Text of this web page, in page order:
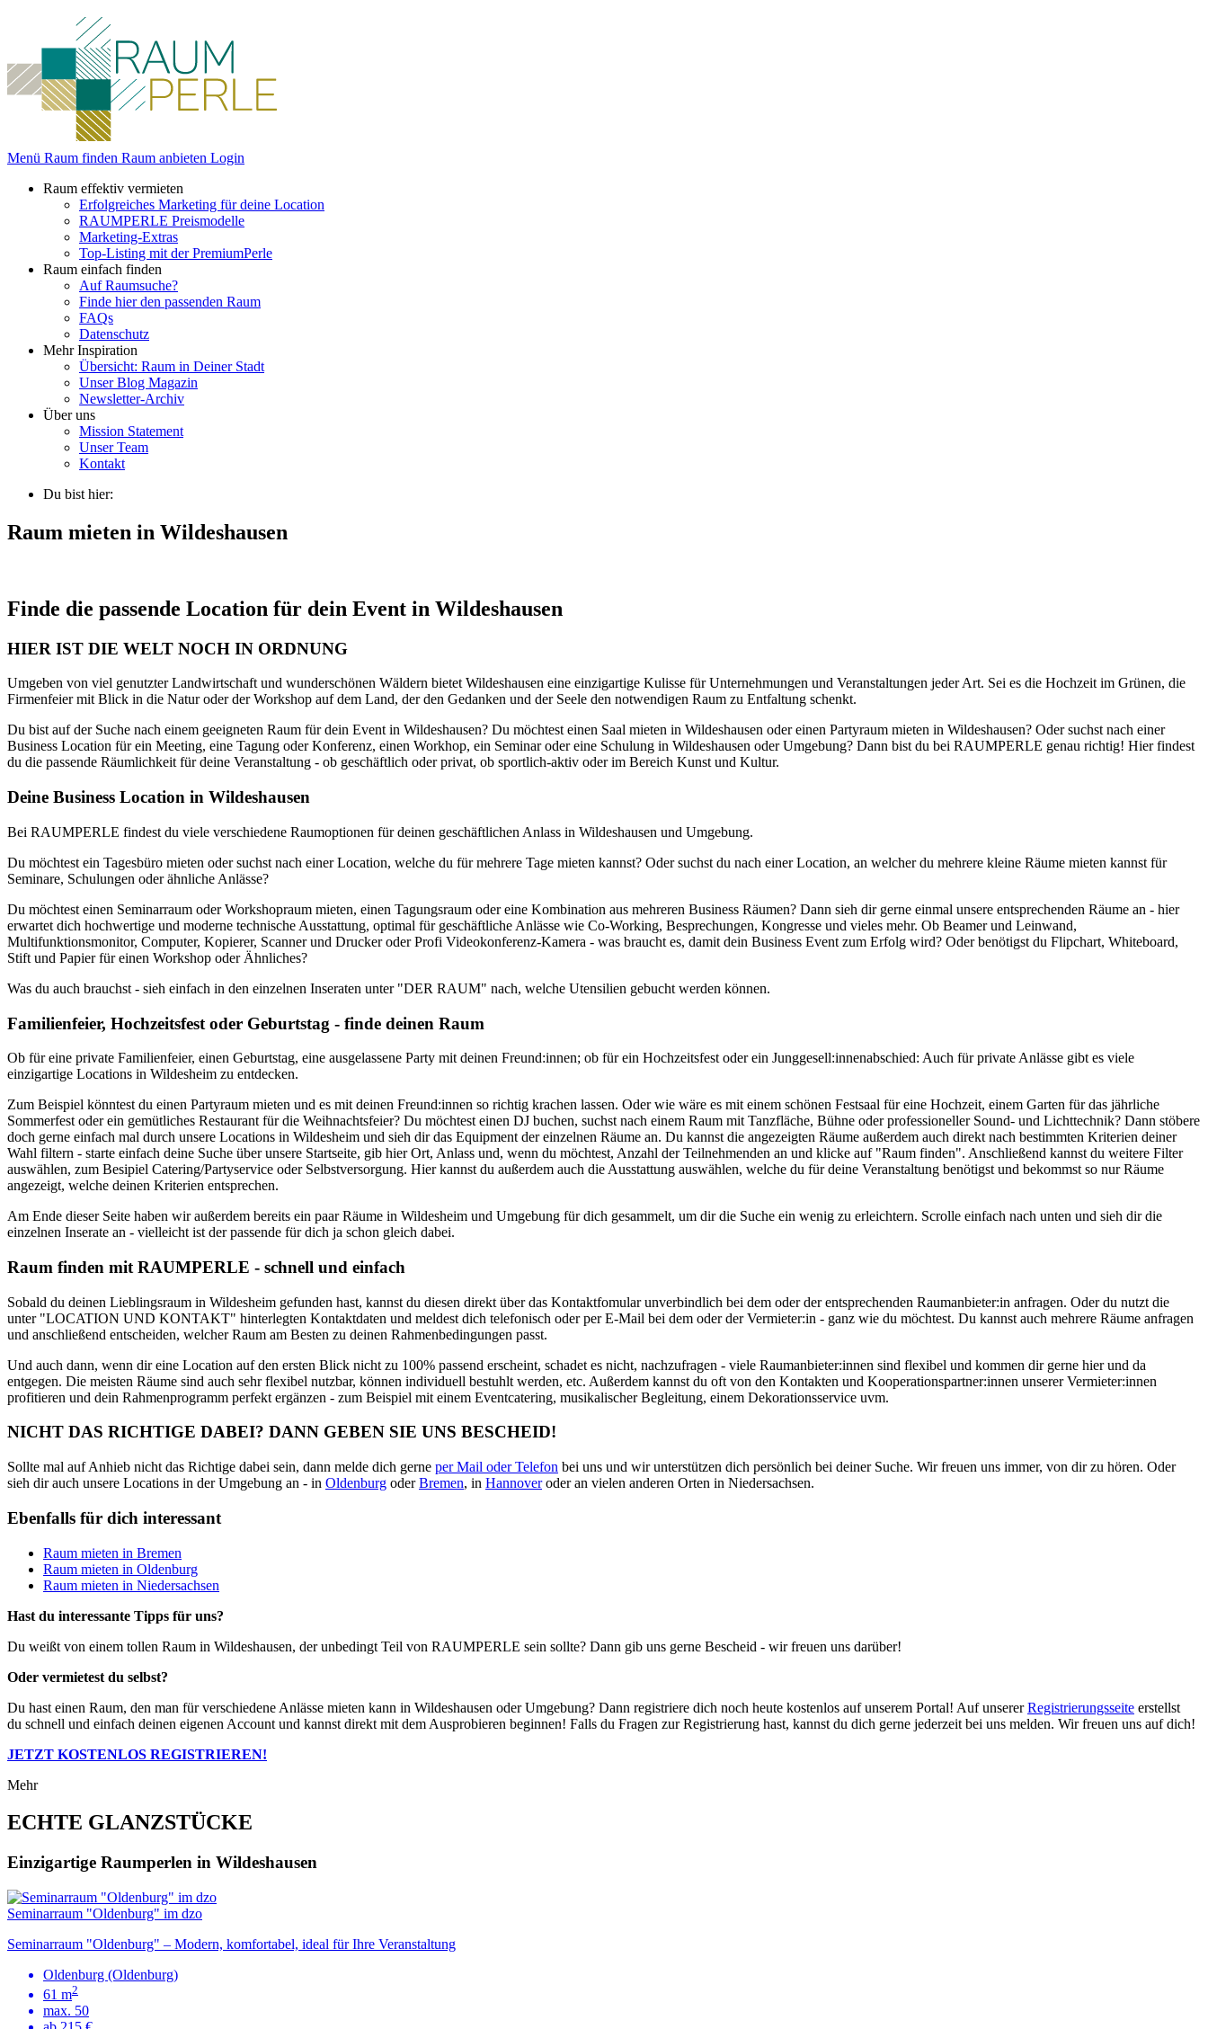
Menü Raum finden Raum anbieten Login
Raum effektiv vermieten
Erfolgreiches Marketing für deine Location
RAUMPERLE Preismodelle
Marketing-Extras
Top-Listing mit der PremiumPerle
Raum einfach finden
Auf Raumsuche?
Finde hier den passenden Raum
FAQs
Datenschutz
Mehr Inspiration
Übersicht: Raum in Deiner Stadt
Unser Blog Magazin
Newsletter-Archiv
Über uns
Mission Statement
Unser Team
Kontakt
Du bist hier:
Raum mieten in Wildeshausen
Finde die passende Location für dein Event in Wildeshausen
HIER IST DIE WELT NOCH IN ORDNUNG
Umgeben von viel genutzter Landwirtschaft und wunderschönen Wäldern bietet Wildeshausen eine einzigartige Kulisse für Unternehmungen und Veranstaltungen jeder Art. Sei es die Hochzeit im Grünen, die
Firmenfeier mit Blick in die Natur oder der Workshop auf dem Land, der den Gedanken und der Seele den notwendigen Raum zu Entfaltung schenkt.
Du bist auf der Suche nach einem geeigneten Raum für dein Event in Wildeshausen? Du möchtest einen Saal mieten in Wildeshausen oder einen Partyraum mieten in Wildeshausen? Oder suchst nach einer
Business Location für ein Meeting, eine Tagung oder Konferenz, einen Workhop, ein Seminar oder eine Schulung in Wildeshausen oder Umgebung? Dann bist du bei RAUMPERLE genau richtig! Hier findest
du die passende Räumlichkeit für deine Veranstaltung - ob geschäftlich oder privat, ob sportlich-aktiv oder im Bereich Kunst und Kultur.
Deine Business Location in Wildeshausen
Bei RAUMPERLE findest du viele verschiedene Raumoptionen für deinen geschäftlichen Anlass in Wildeshausen und Umgebung.
Du möchtest ein Tagesbüro mieten oder suchst nach einer Location, welche du für mehrere Tage mieten kannst? Oder suchst du nach einer Location, an welcher du mehrere kleine Räume mieten kannst für
Seminare, Schulungen oder ähnliche Anlässe?
Du möchtest einen Seminarraum oder Workshopraum mieten, einen Tagungsraum oder eine Kombination aus mehreren Business Räumen? Dann sieh dir gerne einmal unsere entsprechenden Räume an - hier
erwartet dich hochwertige und moderne technische Ausstattung, optimal für geschäftliche Anlässe wie Co-Working, Besprechungen, Kongresse und vieles mehr. Ob Beamer und Leinwand,
Multifunktionsmonitor, Computer, Kopierer, Scanner und Drucker oder Profi Videokonferenz-Kamera - was braucht es, damit dein Business Event zum Erfolg wird? Oder benötigst du Flipchart, Whiteboard,
Stift und Papier für einen Workshop oder Ähnliches?
Was du auch brauchst - sieh einfach in den einzelnen Inseraten unter "DER RAUM" nach, welche Utensilien gebucht werden können.
Familienfeier, Hochzeitsfest oder Geburtstag - finde deinen Raum
Ob für eine private Familienfeier, einen Geburtstag, eine ausgelassene Party mit deinen Freund:innen; ob für ein Hochzeitsfest oder ein Junggesell:innenabschied: Auch für private Anlässe gibt es viele
einzigartige Locations in Wildesheim zu entdecken.
Zum Beispiel könntest du einen Partyraum mieten und es mit deinen Freund:innen so richtig krachen lassen. Oder wie wäre es mit einem schönen Festsaal für eine Hochzeit, einem Garten für das jährliche
Sommerfest oder ein gemütliches Restaurant für die Weihnachtsfeier? Du möchtest einen DJ buchen, suchst nach einem Raum mit Tanzfläche, Bühne oder professioneller Sound- und Lichttechnik? Dann stöbere
doch gerne einfach mal durch unsere Locations in Wildesheim und sieh dir das Equipment der einzelnen Räume an. Du kannst die angezeigten Räume außerdem auch direkt nach bestimmten Kriterien deiner
Wahl filtern - starte einfach deine Suche über unsere Startseite, gib hier Ort, Anlass und, wenn du möchtest, Anzahl der Teilnehmenden an und klicke auf "Raum finden". Anschließend kannst du weitere Filter
auswählen, zum Besipiel Catering/Partyservice oder Selbstversorgung. Hier kannst du außerdem auch die Ausstattung auswählen, welche du für deine Veranstaltung benötigst und bekommst so nur Räume
angezeigt, welche deinen Kriterien entsprechen.
Am Ende dieser Seite haben wir außerdem bereits ein paar Räume in Wildesheim und Umgebung für dich gesammelt, um dir die Suche ein wenig zu erleichtern. Scrolle einfach nach unten und sieh dir die
einzelnen Inserate an - vielleicht ist der passende für dich ja schon gleich dabei.
Raum finden mit RAUMPERLE - schnell und einfach
Sobald du deinen Lieblingsraum in Wildesheim gefunden hast, kannst du diesen direkt über das Kontaktfomular unverbindlich bei dem oder der entsprechenden Raumanbieter:in anfragen. Oder du nutzt die
unter "LOCATION UND KONTAKT" hinterlegten Kontaktdaten und meldest dich telefonisch oder per E-Mail bei dem oder der Vermieter:in - ganz wie du möchtest. Du kannst auch mehrere Räume anfragen
und anschließend entscheiden, welcher Raum am Besten zu deinen Rahmenbedingungen passt.
Und auch dann, wenn dir eine Location auf den ersten Blick nicht zu 100% passend erscheint, schadet es nicht, nachzufragen - viele Raumanbieter:innen sind flexibel und kommen dir gerne hier und da
entgegen. Die meisten Räume sind auch sehr flexibel nutzbar, können individuell bestuhlt werden, etc. Außerdem kannst du oft von den Kontakten und Kooperationspartner:innen unserer Vermieter:innen
profitieren und dein Rahmenprogramm perfekt ergänzen - zum Beispiel mit einem Eventcatering, musikalischer Begleitung, einem Dekorationsservice uvm.
NICHT DAS RICHTIGE DABEI? DANN GEBEN SIE UNS BESCHEID!
Sollte mal auf Anhieb nicht das Richtige dabei sein, dann melde dich gerne per Mail oder Telefon bei uns und wir unterstützen dich persönlich bei deiner Suche. Wir freuen uns immer, von dir zu hören. Oder
sieh dir auch unsere Locations in der Umgebung an - in Oldenburg oderBremen, in Hannoveroder an vielen anderen Orten in Niedersachsen.
Ebenfalls für dich interessant
Raum mieten in Bremen
Raum mieten in Oldenburg
Raum mieten in Niedersachsen
Hast du interessante Tipps für uns?
Du weißt von einem tollen Raum in Wildeshausen, der unbedingt Teil von RAUMPERLE sein sollte? Dann gib uns gerne Bescheid - wir freuen uns darüber!
Oder vermietest du selbst?
Du hast einen Raum, den man für verschiedene Anlässe mieten kann in Wildeshausen oder Umgebung? Dann registriere dich noch heute kostenlos auf unserem Portal! Auf unsererRegistrierungsseite erstellst
du schnell und einfach deinen eigenen Account und kannst direkt mit dem Ausprobieren beginnen! Falls du Fragen zur Registrierung hast, kannst du dich gerne jederzeit bei uns melden. Wir freuen uns auf dich!
JETZT KOSTENLOS REGISTRIEREN!
Mehr
ECHTE GLANZSTÜCKE
Einzigartige Raumperlen in Wildeshausen
Seminarraum "Oldenburg" im dzo
Seminarraum "Oldenburg" – Modern, komfortabel, ideal für Ihre Veranstaltung
Oldenburg (Oldenburg)
61 m2
max. 50